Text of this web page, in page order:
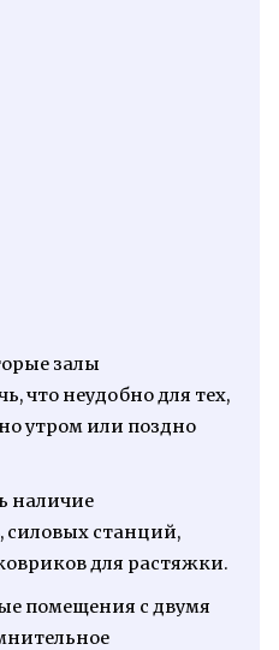
залы
что неудобно для тех,
утром или поздно
наличие
силовых станций,
для растяжки.
помещения с двумя